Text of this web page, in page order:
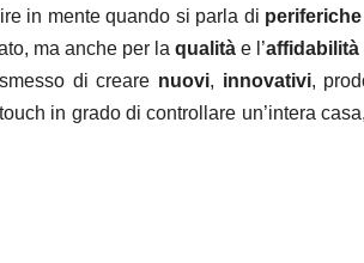
in mente quando si parla di
ma anche per la qualità e l’affidabilità
di creare nuovi, innovativi,
in grado di controllare un’intera